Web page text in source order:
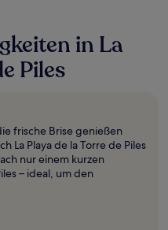
in La
Piles
frische Brise genießen
La Playa de la Torre de Piles
nur einem kurzen
– ideal, um den